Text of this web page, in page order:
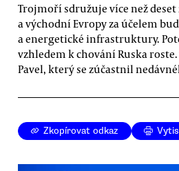
Trojmoří sdružuje více než
a východní Evropy za účelem
a energetické infrastruktury.
vzhledem k chování Ruska
Pavel, který se zúčastnil
Zkopírovat odkaz